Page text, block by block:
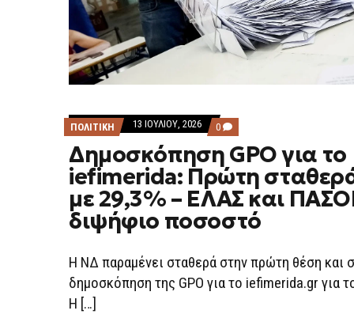
ΠΟΛΙΤΙΚΗ 13 ΙΟΥΛΊΟΥ, 2026 0 COMMENTS
ON
ΔΗΜΟΣΚΌΠΗΣΗ
GPO
ΓΙΑ
ΤΟ
IEFIMERIDA:
ΠΡΏΤΗ
ΣΤΑΘΕΡΆ
ΜΕ
29,3%
–
Δημοσκόπηση GPO για το
iefimerida: Πρώτη
με 29,3% – ΕΛΑΣ και
διψήφιο ποσοστό
Η ΝΔ παραμένει σταθερά στην πρώτη θέση και
δημοσκόπηση της GPO για το iefimerida.gr για
Η […]